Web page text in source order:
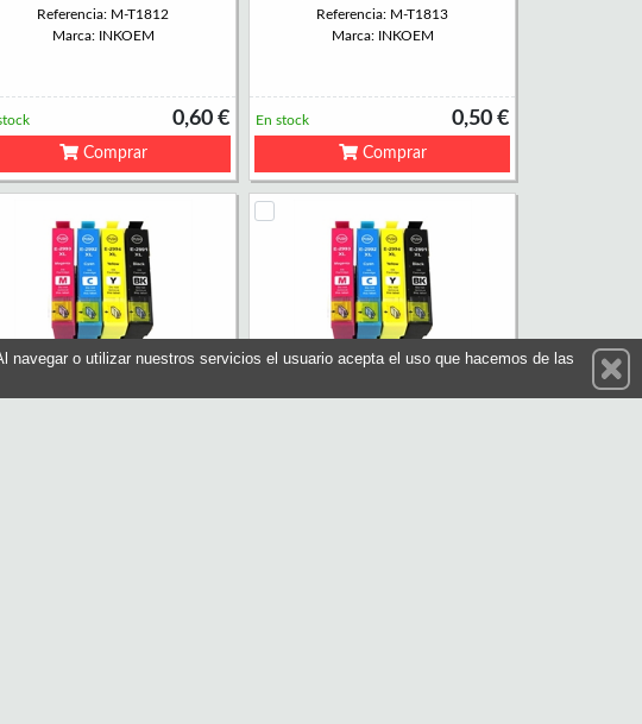
Referencia: M-T1812
Marca: INKOEM
0,60 €
Comprar
Referencia: M-T1813
Marca: INKOEM
0,50 €
En stock
Comprar
o utilizar nuestros servicios el usuario acepta el uso que hacemos de las